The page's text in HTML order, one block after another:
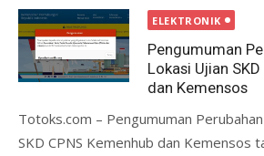
ELEKTRONIK
Pengumuman
Lokasi Ujian
dan Kemensos
Totoks.com – Pengumuman
SKD CPNS Kemenhub dan Kemensos